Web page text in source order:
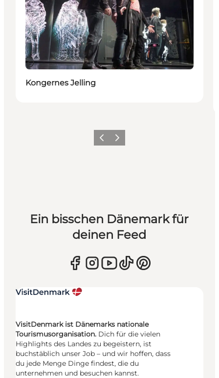
Nachhaltig
Kongernes Jelling
ZurückWeiter
Ein bisschen Dänemark für
deinen Feed
VisitDenmark ist Dänemarks nationale
Tourismusorganisation. Dich für die vielen
Highlights des Landes zu begeistern, ist
buchstäblich unser Job – und wir hoffen, dass
du jede Menge Dinge findest, die du
unternehmen und besuchen kannst.